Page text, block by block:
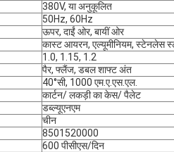
380V, या अनुकूलित
50Hz, 60Hz
ऊपर, दाईं ओर, बायीं ओर
कास्ट आयरन, एल्यूमीनियम, स्टेनलेस
1.0, 1.15, 1.2
पैर, फ्लैंज, डबल शाफ्ट अंत
40°सी, 1000 एम.ए.एस.एल.
कार्टन/ लकड़ी का केस/ पैलेट
डब्ल्यूएनएम
चीन
8501520000
600 पीसीएस/दिन